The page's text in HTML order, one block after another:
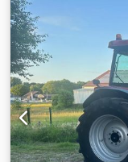
gatava darbam.
cietajā vākā.
biezuma
– 450 mm Bloka
80 mm Ražīgums:
300 kg Ražots
iekārta Grāmatu
Vācijā. Iekārta ļoti
ražošanā.